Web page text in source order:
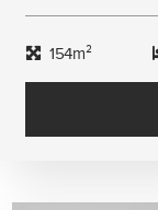
154m²